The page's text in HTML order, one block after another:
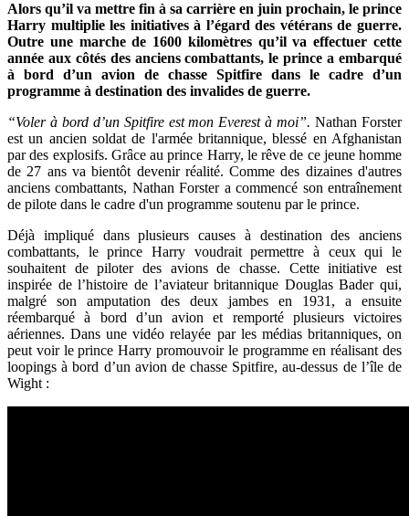
Alors qu’il va mettre fin à sa carrière en juin prochain, le prince
Harry multiplie les initiatives à l’égard des vétérans de guerre.
Outre une marche de 1600 kilomètres qu’il va effectuer cette
année aux côtés des anciens combattants, le prince a embarqué
à bord d’un avion de chasse Spitfire dans le cadre d’un
programme à destination des invalides de guerre.
“Voler à bord d’un Spitfire est mon Everest à moi”. Nathan Forster
est un ancien soldat de l'armée britannique, blessé en Afghanistan
par des explosifs. Grâce au prince Harry, le rêve de ce jeunehomme
de 27 ansva bientôt devenir réalité.Comme des dizaines d'autres
anciens combattants, Nathan Forster a commencé son entraînement
de pilote dans le cadre d'un programme soutenu par le prince.
Déjà impliqué dans plusieurs causes à destination des anciens
combattants, le prince Harry voudrait permettre à ceux qui le
souhaitent de piloter des avions de chasse. Cette initiative est
inspirée de l’histoire de l’aviateur britannique Douglas Bader qui,
malgré son amputation des deux jambes en 1931, a ensuite
réembarqué à bord d’un avion et remporté plusieurs victoires
aériennes.Dans une vidéo relayée par les médias britanniques, on
peut voir le prince Harry promouvoir le programme en réalisant des
loopings à bord d’un avion de chasse Spitfire, au-dessus de l’île de
Wight :